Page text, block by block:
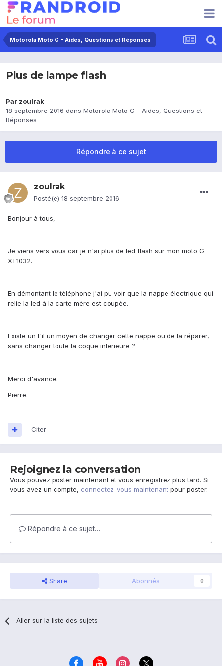
Motorola Moto G - Aides, Questions et Réponses
Plus de lampe flash
Par zoulrak
18 septembre 2016 dans Motorola Moto G - Aides, Questions et
Réponses
Répondre à ce sujet
zoulrak
Posté(e) 18 septembre 2016
Bonjour à tous,
Je viens vers vous car je n'ai plus de led flash sur mon moto G
XT1032.
En démontant le téléphone j'ai pu voir que la nappe électrique qui
relie la led à la carte mère est coupée.
Existe un t'il un moyen de changer cette nappe ou de la réparer,
sans changer toute la coque interieure ?
Merci d'avance.
Pierre.
Citer
Rejoignez la conversation
Vous pouvez poster maintenant et vous enregistrez plus tard. Si
vous avez un compte, connectez-vous maintenant pour poster.
Répondre à ce sujet…
Share Abonnés 0
Aller sur la liste des sujets